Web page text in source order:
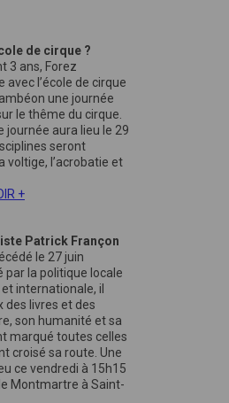
de cirque ?
3 ans, Forez
avec l’école de cirque
une journée
le thême du cirque.
journée aura lieu le 29
seront
voltige, l’acrobatie et
+
Patrick Françon
le 27 juin
par la politique locale
internationale, il
des livres et des
son humanité et sa
marqué toutes celles
croisé sa route. Une
ce vendredi à 15h15
Montmartre à Saint-